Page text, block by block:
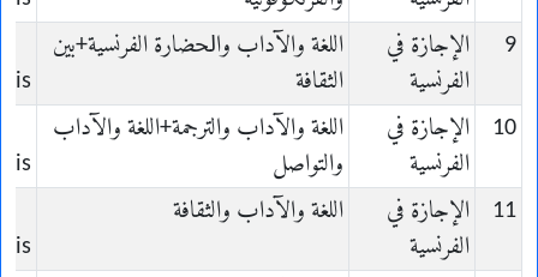
9
الإجازة في
الفرنسية
ﺍﻟﻠﻐﺔ ﻭﺍﻵﺩﺍﺏ ﻭﺍﳊﻀﺎﺭﺓ ﺍلفرنسية+بين
الثقافة
10
الإجازة في
الفرنسية
ﺍﻟﻠﻐﺔ ﻭﺍﻵﺩﺍﺏ والترجمة+ﺍﻟﻠﻐﺔ ﻭﺍﻵﺩﺍﺏ
والتواصل
11
الإجازة في
الفرنسية
ﺍﻟﻠﻐﺔ ﻭﺍﻵﺩﺍﺏ والثقافة